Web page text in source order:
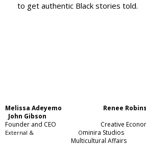
to get authentic Black stories told.
Melissa Adeyemo
Renee
John Gibson
Founder and CEO Creative
External & Ominira Studios
Multicultural Affairs